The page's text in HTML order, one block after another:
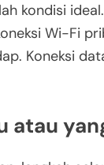
kondisi ideal.
Wi-Fi
Koneksi
atau